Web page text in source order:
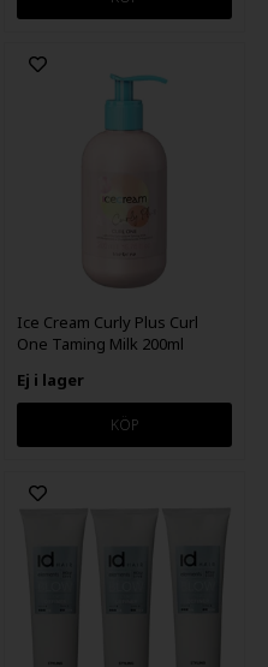
Ice Cream Curly Plus Curl
One Taming Milk 200ml
Ej i lager